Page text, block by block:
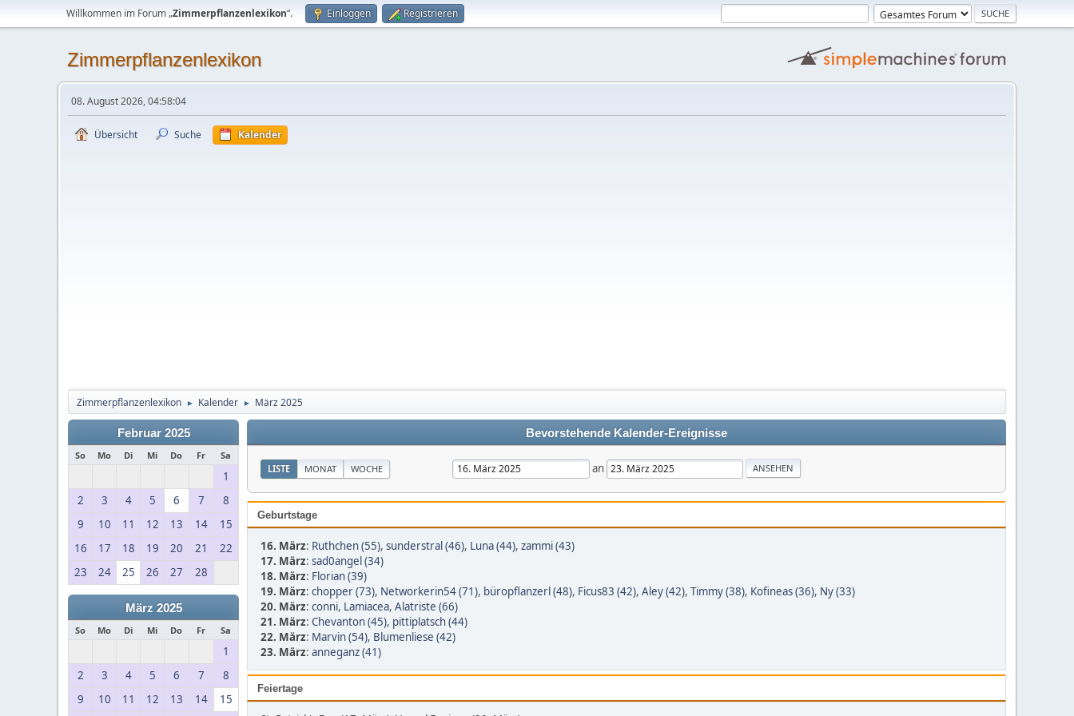
Willkommen im Forum „Zimmerpflanzenlexikon“. Einloggen Registrieren
Zimmerpflanzenlexikon
08. August 2026, 04:58:04
Übersicht Suche Kalender
Zimmerpflanzenlexikon ► Kalender ► März 2025
Februar 2025
So Mo Di Mi Do Fr Sa
1
2
3 4 5 6 7
8
9
10 11 12 13 14
15
16
17 18 19 20 21
22
23
24 25 26 27 28
März 2025
So Mo Di Mi Do Fr Sa
1
2
3 4 5 6 7
8
9
10 11 12 13 14 15
Bevorstehende Kalender-Ereignisse
LISTE MONAT WOCHE an
Geburtstage
16. März: Ruthchen (55), sunderstral (46), Luna (44), zammi (43)
17. März: sad0angel (34)
18. März: Florian (39)
19. März: chopper (73), Networkerin54 (71), büropflanzerl (48), Ficus83 (42), Aley (42), Timmy (38), Kofineas (36), Ny (33)
20. März: conni, Lamiacea, Alatriste (66)
21. März: Chevanton (45), pittiplatsch (44)
22. März: Marvin (54), Blumenliese (42)
23. März: anneganz (41)
Feiertage